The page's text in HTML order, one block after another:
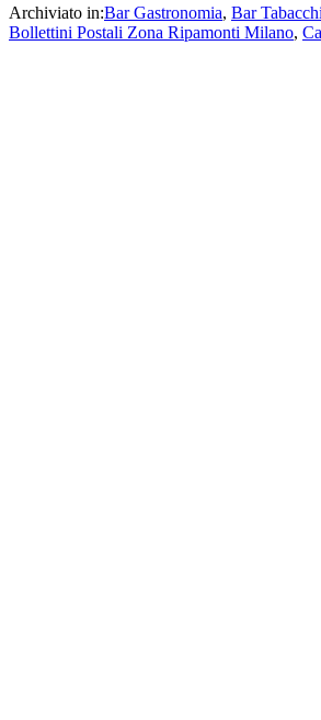
Archiviato in:Bar Gastronomia, Bar Tabacchi
Bollettini Postali Zona Ripamonti Milano,